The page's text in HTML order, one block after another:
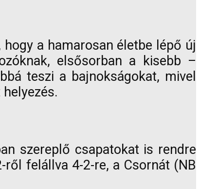
a hamarosan életbe lépő új
elsősorban a kisebb –
teszi a bajnokságokat, mivel
szereplő csapatokat is rendre
felállva 4-2-re, a Csornát (NB